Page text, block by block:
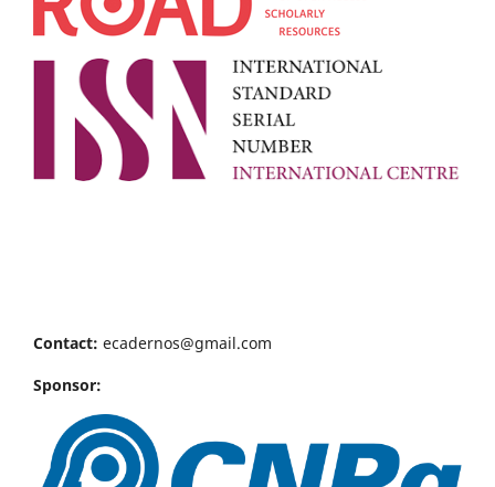
Contact: ecadernos@gmail.com
Sponsor: